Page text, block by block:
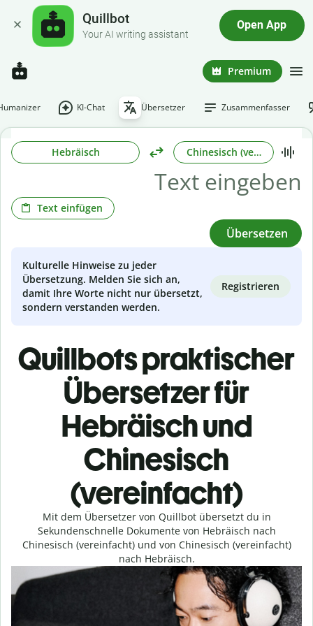
Quillbot
Your AI writing assistant
Open App
Premium
KI-Chat Übersetzer Zusammenfasser
Hebräisch Chinesisch (vereinfacht)
Text einfügen
Übersetzen
Kulturelle Hinweise zu jeder
Übersetzung. Melden Sie sich an,
damit Ihre Worte nicht nur übersetzt,
sondern verstanden werden.
Registrieren
Quillbots praktischer
Übersetzer für
Hebräisch und
Chinesisch
(vereinfacht)
Mit dem Übersetzer von Quillbot übersetzt du in
Sekundenschnelle Dokumente von Hebräisch nach
Chinesisch (vereinfacht) und von Chinesisch (vereinfacht)
nach Hebräisch.